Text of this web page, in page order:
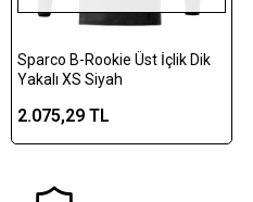
Sparco B-Rookie Üst İçlik Dik
Yakalı XS Siyah
2.075,29 TL